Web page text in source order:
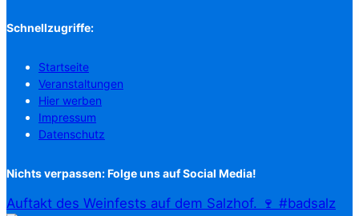
Schnellzugriffe:
Startseite
Veranstaltungen
Hier werben
Impressum
Datenschutz
Nichts verpassen: Folge uns auf Social Media!
Auftakt des Weinfests auf dem Salzhof. 🍷 #badsalz